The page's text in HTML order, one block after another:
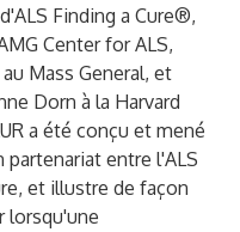
Finding a Cure®,
Center for ALS,
Mass General, et
Dorn à la Harvard
a été conçu et mené
partenariat entre l'ALS
et illustre de façon
lorsqu'une